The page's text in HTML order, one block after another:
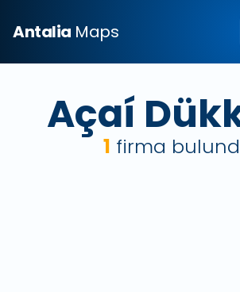
Antalia Maps
Açaí
1 firma